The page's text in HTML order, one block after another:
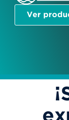
Ver